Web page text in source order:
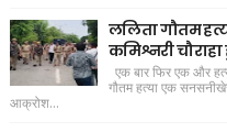
ललिता गौतम
कमिश्नरी
एक बार फिर एक और
गौतम हत्या एक
आक्रोश...